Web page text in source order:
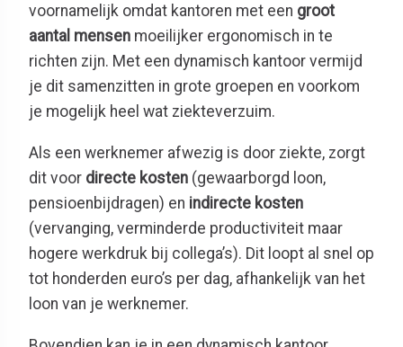
voornamelijk omdat kantoren met een groot
aantal mensen moeilijker ergonomisch in te
richten zijn. Met een dynamisch kantoor vermijd
je dit samenzitten in grote groepen en voorkom
je mogelijk heel wat ziekteverzuim.
Als een werknemer afwezig is door ziekte, zorgt
dit voor directe kosten (gewaarborgd loon,
pensioenbijdragen) en indirecte kosten
(vervanging, verminderde productiviteit maar
hogere werkdruk bij collega’s). Dit loopt al snel op
tot honderden euro’s per dag, afhankelijk van het
loon van je werknemer.